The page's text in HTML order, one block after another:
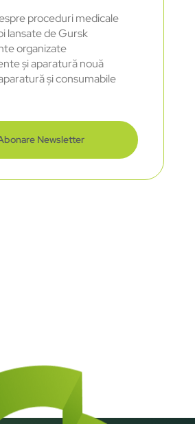
proceduri medicale
lansate de Gursk
organizate
și aparatură nouă
și consumabile
Newsletter